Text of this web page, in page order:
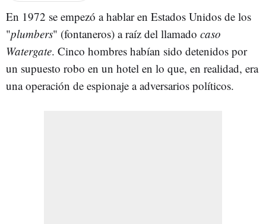
En 1972 se empezó a hablar en Estados Unidos de los
"plumbers" (fontaneros) a raíz del llamado caso
Watergate. Cinco hombres habían sido detenidos por
un supuesto robo en un hotel en lo que, en realidad, era
una operación de espionaje a adversarios políticos.